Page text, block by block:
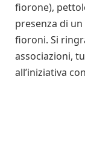
fiorone),
presenza di
fioroni. Si
associazioni,
all’iniziativa